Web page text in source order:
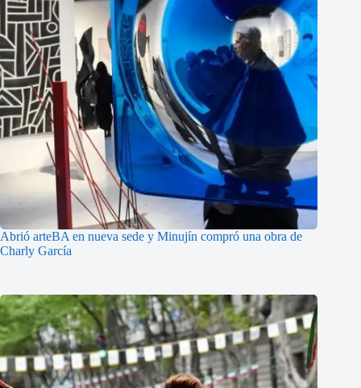
Abrió arteBA en nueva sede y Minujín compró una obra de
Charly García